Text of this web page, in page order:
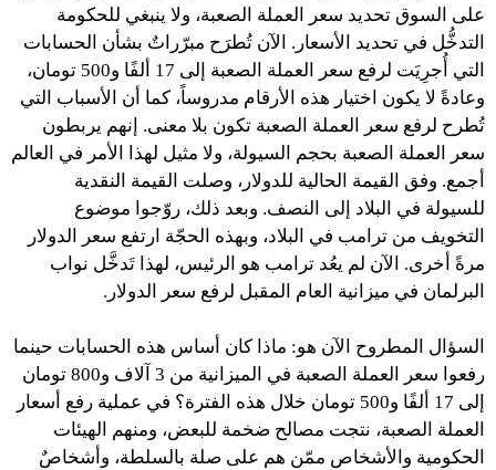
على السوق تحديد سعر العملة الصعبة، ولا ينبغي للحكومة
التدخُّل في تحديد الأسعار.
الآن تُطرَح مبرّراتٌ بشأن الحسابات
التي أُجرِيَت لرفع سعر العملة الصعبة إلى 17 ألفًا و500 تومان،
وعادةً لا يكون اختيار هذه الأرقام مدروساً، كما أن الأسباب التي
تُطرح لرفع سعر العملة الصعبة تكون بلا معنى. إنهم يربطون
سعر العملة الصعبة بحجم السيولة، ولا مثيل لهذا الأمر في العالم
أجمع. وفق القيمة الحالية للدولار، وصلت القيمة النقدية
للسيولة في البلاد إلى النصف. وبعد ذلك، روّجوا موضوع
التخويف من ترامب في البلاد، وبهذه الحجّة ارتفع سعر الدولار
مرةً أخرى. الآن لم يعُد ترامب هو الرئيس، لهذا تَدخَّل نواب
البرلمان في ميزانية العام المقبل لرفع سعر الدولار.
السؤال المطروح الآن هو: ماذا كان أساس هذه الحسابات حينما
رفعوا سعر العملة الصعبة في الميزانية من 3 آلاف و800 تومان
إلى 17 ألفًا و500 تومان خلال هذه الفترة؟ في عملية رفع أسعار
العملة الصعبة، نتجت مصالح ضخمة للبعض، ومنهم الهيئات
الحكومية والأشخاص ممّن هم على صلة بالسلطة، وأشخاصٌ